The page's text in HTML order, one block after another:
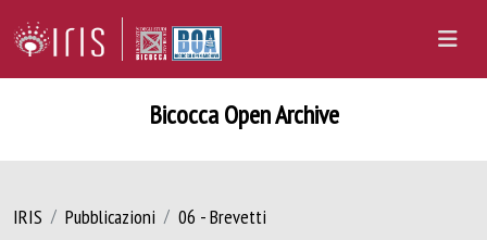
Bicocca Open Archive
IRIS Pubblicazioni 06 - Brevetti